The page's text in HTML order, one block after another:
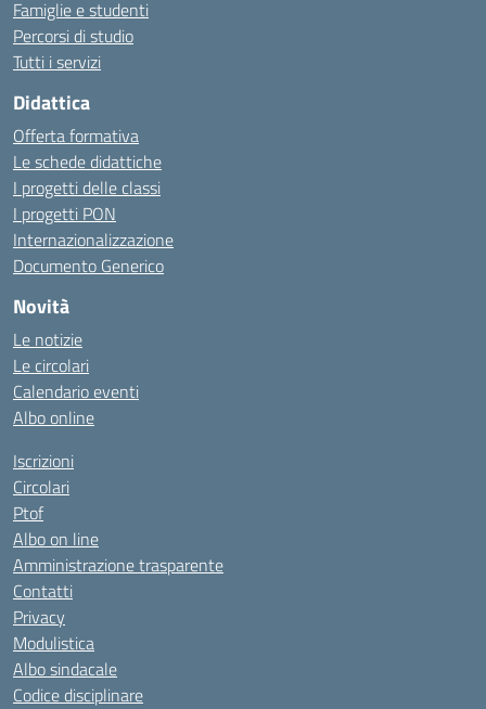
Famiglie e studenti
Percorsi di studio
Tutti i servizi
Didattica
Offerta formativa
Le schede didattiche
I progetti delle classi
I progetti PON
Internazionalizzazione
Documento Generico
Novità
Le notizie
Le circolari
Calendario eventi
Albo online
Iscrizioni
Circolari
Ptof
Albo on line
Amministrazione trasparente
Contatti
Privacy
Modulistica
Albo sindacale
Codice disciplinare